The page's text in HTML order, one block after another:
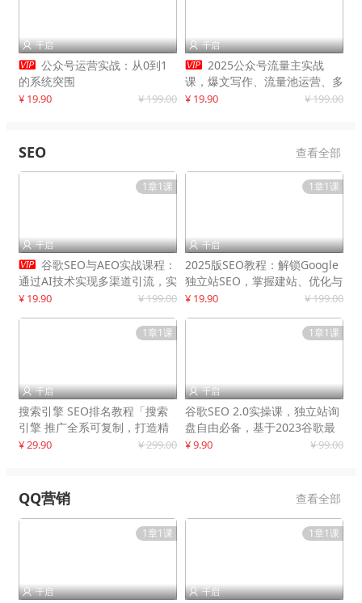
 千启
 公众号运营实战：从0到1
的系统突围
¥ 19.90 ¥ 199.00
 千启
 2025公众号流量主实战
课，爆文写作、流量池运营、多
平台分发，新手日入千元月赚5
¥ 19.90 ¥ 199.00
SEO 查看全部
1章1课
 千启
 谷歌SEO与AEO实战课程：
通过AI技术实现多渠道引流，实
现网站流量增长300%
¥ 19.90 ¥ 199.00
1章1课
 千启
2025版SEO教程：解锁Google
独立站SEO，掌握建站、优化与
变现技巧
¥ 19.90 ¥ 199.00
1章1课
 千启
搜索引擎 SEO排名教程「搜索
引擎 推广全系可复制，打造精
准被动流量系统
¥ 29.90 ¥ 299.00
1章1课
 千启
谷歌SEO 2.0实操课，独立站询
盘自由必备，基于2023谷歌最
新算法录制
¥ 9.90 ¥ 99.00
QQ营销 查看全部
1章1课
 千启
1章1课
 千启